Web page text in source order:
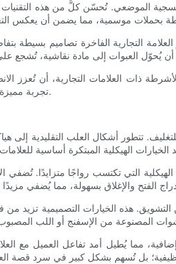
الموضعي. تُحسّن كلٌّ من هذه
التجارية الفاخرة تصاميم بسيطة
ذات العلامات التجارية، أن تُعزز
تجربة مميزة، مما يُعزز القيمة العاطفية للهدية والعلامة التجارية المرتبطة بها.
تتطور أشكال العلب التقليدية إلى
التي تكتسب رواجًا متزايدًا.
هذه الخيارات التصميمية تزيد
مما يُطيل أمد تفاعل العميل مع